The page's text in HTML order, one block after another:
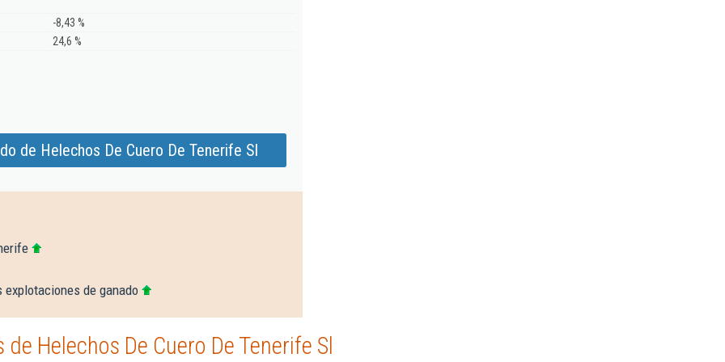
-8,43 %
24,6 %
de Helechos De Cuero De Tenerife Sl
de ganado
Helechos De Cuero De Tenerife Sl